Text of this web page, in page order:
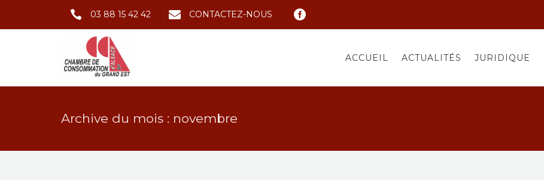
03 88 15 42 42 CONTACTEZ-NOUS
ACCUEIL ACTUALITÉS JURIDIQUE
Archive du mois : novembre